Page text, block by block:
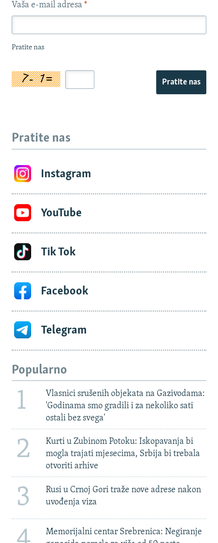
Vaša e-mail adresa *
Pratite nas
Pratite nas
Pratite nas
Instagram
YouTube
Tik Tok
Facebook
Telegram
Popularno
1
Vlasnici srušenih objekata na Gazivodama:
'Godinama smo gradili i za nekoliko sati
ostali bez svega'
2
Kurti u Zubinom Potoku: Iskopavanja bi
mogla trajati mjesecima, Srbija bi trebala
otvoriti arhive
3
Rusi u Crnoj Gori traže nove adrese nakon
uvođenja viza
Memorijalni centar Srebrenica: Negiranje